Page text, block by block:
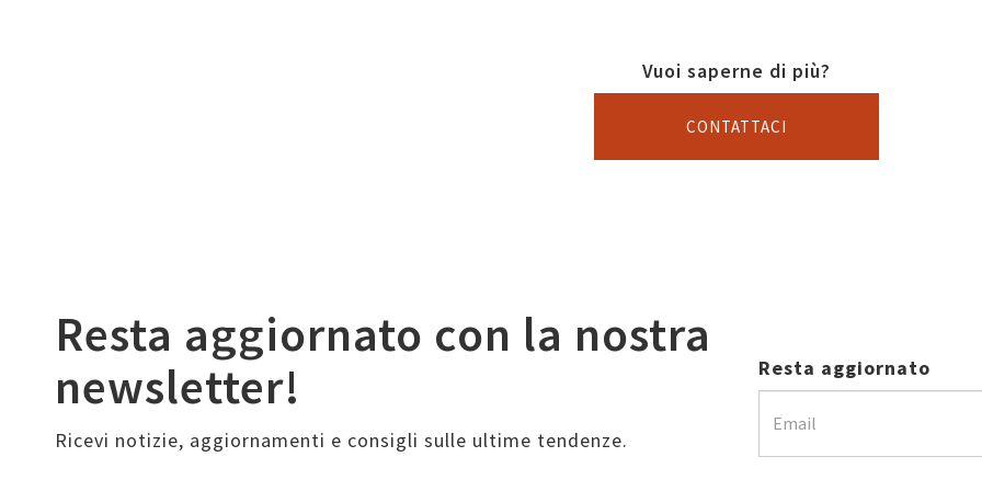
Vuoi saperne di più?
CONTATTACI
Resta aggiornato con la nostra
newsletter!
Ricevi notizie, aggiornamenti e consigli sulle ultime tendenze.
Resta aggiornato